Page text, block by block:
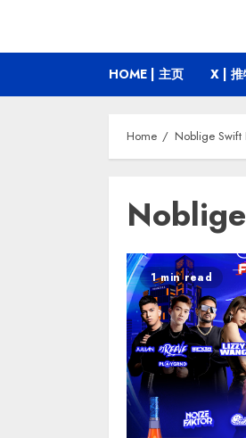
HOME | 主页 X | 推
Home Noblige Swift
1 min read